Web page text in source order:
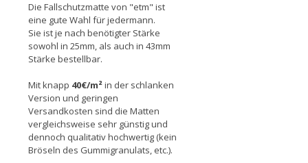
Die Fallschutzmatte von "etm" ist
eine gute Wahl für jedermann.
Sie ist je nach benötigter Stärke
sowohl in 25mm, als auch in 43mm
Stärke bestellbar.
Mit knapp 40€/m²in der schlanken
Version und geringen
Versandkosten sind die Matten
vergleichsweise sehr günstig und
dennoch qualitativ hochwertig (kein
Bröseln des Gummigranulats, etc.).